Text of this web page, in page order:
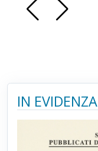
IN EVIDENZA